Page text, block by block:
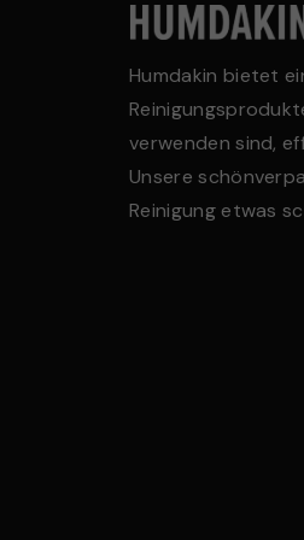
Frei von Parabenen, Farbstoffen,
Ölen, chemischen Duftstoffen,
wirksamen Substanzen und
Mit milden Konservierungsstoffen
dermatologisch getestet.
Humdakin bietet
verwenden sind,
Unsere
Reinigung etwas